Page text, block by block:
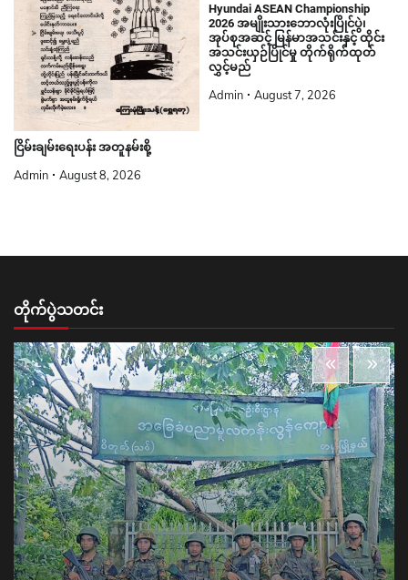
ငြိမ်းချမ်းရေးပန်း အတူနမ်းစို့
Admin August 8, 2026
Hyundai ASEAN Championship
2026 အမျိုးသားဘောလုံးပြိုင်ပွဲ၊
အုပ်စုအဆင့် မြန်မာအသင်းနှင့် ထိုင်း
အသင်းယှဉ်ပြိုင်မှု တိုက်ရိုက်ထုတ်
လွှင့်မည်
Admin August 7, 2026
တိုက်ပွဲသတင်း